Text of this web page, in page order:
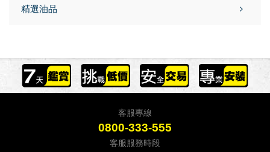
精選油品
客服專線
0800-333-555
客服服務時段